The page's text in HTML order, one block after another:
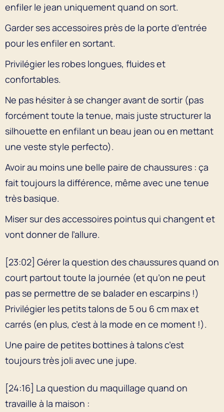
enfiler le jean uniquement quand on sort.
Garder ses accessoires près de la porte d’entrée
pour les enfiler en sortant.
Privilégier les robes longues, fluides et
confortables.
Ne pas hésiter à se changer avant de sortir (pas
forcément toute la tenue, mais juste structurer la
silhouette en enfilant un beau jean ou en mettant
une veste style perfecto).
Avoir au moins une belle paire de chaussures : ça
fait toujours la différence, même avec une tenue
très basique.
Miser sur des accessoires pointus qui changent et
vont donner de l’allure.
[23:02] Gérer la question des chaussures quand on
court partout toute la journée (et qu’on ne peut
pas se permettre de se balader en escarpins !)
Privilégier les petits talons de 5 ou 6 cm max et
carrés (en plus, c’est à la mode en ce moment !).
Une paire de petites bottines à talons c’est
toujours très joli avec une jupe.
[24:16] La question du maquillage quand on
travaille à la maison :